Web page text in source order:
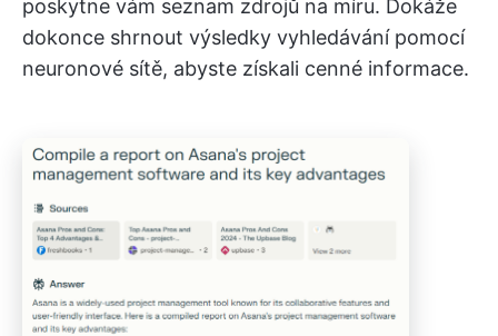
poskytne vám seznam zdrojů na míru. Dokáže
dokonce shrnout výsledky vyhledávání pomocí
neuronové sítě, abyste získali cenné informace.